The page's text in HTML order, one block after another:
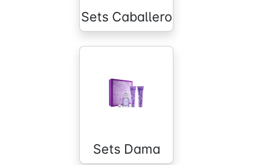
Sets Caballero
Sets Dama